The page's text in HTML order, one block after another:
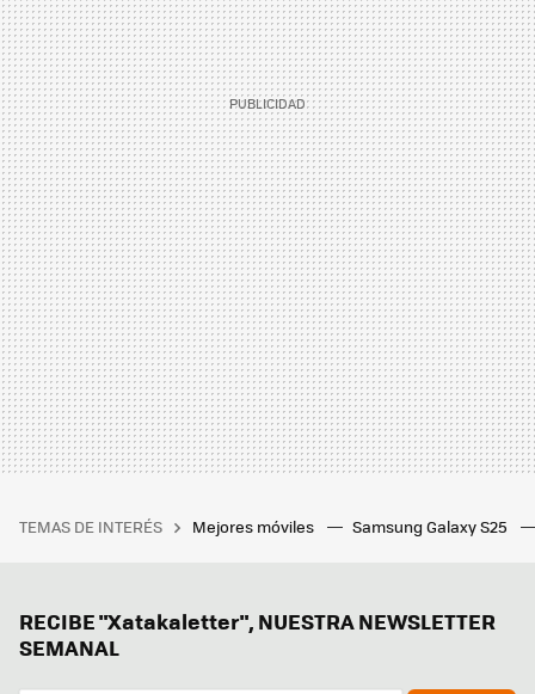
TEMAS DE INTERÉS Mejores móviles Samsung Galaxy S25
RECIBE "Xatakaletter", NUESTRA NEWSLETTER
SEMANAL